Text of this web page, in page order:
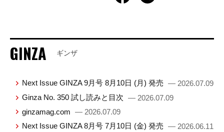
GINZA ギンザ
Next Issue GINZA 9月号 8月10日 (月) 発売 — 2026.07.09
Ginza No. 350 試し読みと目次 — 2026.07.09
ginzamag.com — 2026.07.09
Next Issue GINZA 8月号 7月10日 (金) 発売 — 2026.06.11